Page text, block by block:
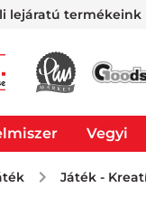
lejáratú termékeink
Vegyi
Játék -